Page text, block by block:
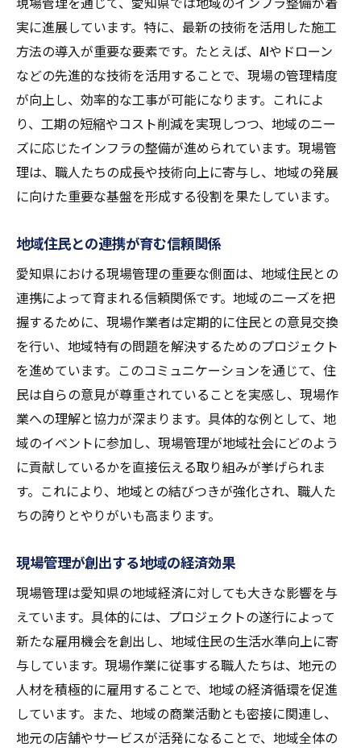
実に進展しています。特に、最新の技術を活用した施工
方法の導入が重要な要素です。たとえば、AIやドローン
などの先進的な技術を活用することで、現場の管理精度
が向上し、効率的な工事が可能になります。これによ
り、工期の短縮やコスト削減を実現しつつ、地域のニー
ズに応じたインフラの整備が進められています。現場管
理は、職人たちの成長や技術向上に寄与し、地域の発展
に向けた重要な基盤を形成する役割を果たしています。
地域住民との連携が育む信頼関係
愛知県における現場管理の重要な側面は、地域住民との
連携によって育まれる信頼関係です。地域のニーズを把
握するために、現場作業者は定期的に住民との意見交換
を行い、地域特有の問題を解決するためのプロジェクト
を進めています。このコミュニケーションを通じて、住
民は自らの意見が尊重されていることを実感し、現場作
業への理解と協力が深まります。具体的な例として、地
域のイベントに参加し、現場管理が地域社会にどのよう
に貢献しているかを直接伝える取り組みが挙げられま
す。これにより、地域との結びつきが強化され、職人た
ちの誇りとやりがいも高まります。
現場管理が創出する地域の経済効果
現場管理は愛知県の地域経済に対しても大きな影響を与
えています。具体的には、プロジェクトの遂行によって
新たな雇用機会を創出し、地域住民の生活水準向上に寄
与しています。現場作業に従事する職人たちは、地元の
人材を積極的に雇用することで、地域の経済循環を促進
しています。また、地域の商業活動とも密接に関連し、
地元の店舗やサービスが活発になることで、地域全体の